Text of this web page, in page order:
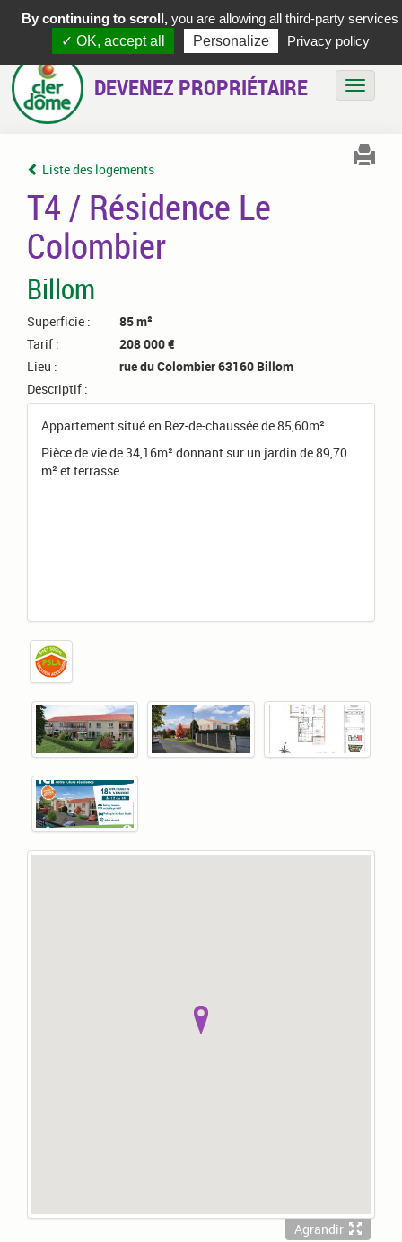
DEVENEZ PROPRIÉTAIRE
Liste des logements
T4 / Résidence Le
Colombier
Billom
Superficie :
85 m²
Tarif :
208 000 €
Lieu :
rue du Colombier 63160 Billom
Descriptif :
Appartement situé en Rez-de-chaussée de 85,60m²
Pièce de vie de 34,16m² donnant sur un jardin de 89,70
m² et terrasse
Agrandir
By continuing to scroll, you are allowing all third-party services
✓ OK, accept all
Personalize Privacy policy